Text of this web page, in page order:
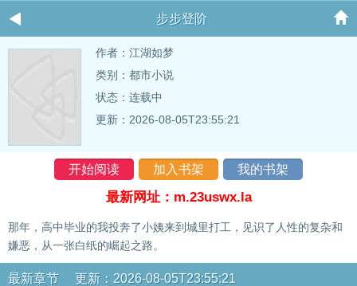
步步登阶
作者： 江湖如梦
类别：都市小说
状态：连载中
更新：2026-08-05T23:55:21
开始阅读 加入书架 我的书架
最新网址：m.23uswx.la
那年，高中毕业的我投奔了小姨来到城里打工，见识了人性的复杂和
嫌恶，从一张白纸的崛起之路。
最新章节 更新：2026-08-05T23:55:21